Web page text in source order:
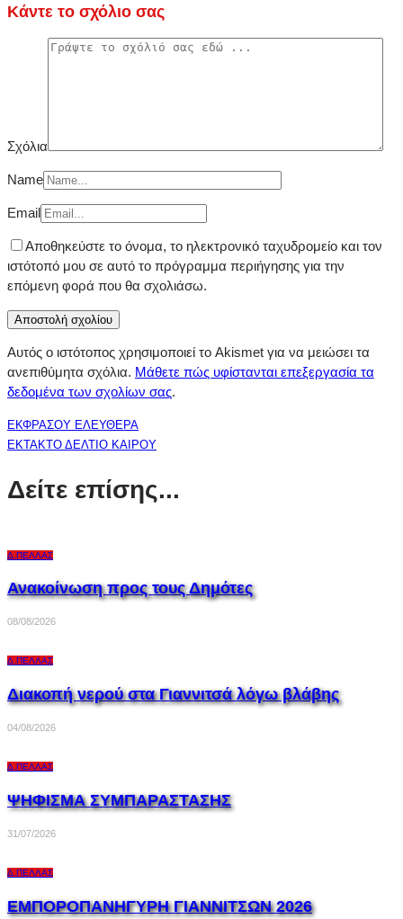
Κάντε το σχόλιο σας
Σχόλια
Name
Email
Αποθηκεύστε το όνομα, το ηλεκτρονικό ταχυδρομείο και τον
ιστότοπό μου σε αυτό το πρόγραμμα περιήγησης για την
επόμενη φορά που θα σχολιάσω.
Αυτός ο ιστότοπος χρησιμοποιεί το Akismet για να μειώσει τα
ανεπιθύμητα σχόλια. Μάθετε πώς υφίστανται επεξεργασία τα
δεδομένα των σχολίων σας.
ΕΚΦΡΑΣΟΥ ΕΛΕΥΘΕΡΑ
ΕΚΤΑΚΤΟ ΔΕΛΤΙΟ ΚΑΙΡΟΥ
Δείτε επίσης...
Δ.ΠΈΛΛΑΣ
Ανακοίνωση προς τους Δημότες
08/08/2026
Δ.ΠΈΛΛΑΣ
Διακοπή νερού στα Γιαννιτσά λόγω βλάβης
04/08/2026
Δ.ΠΈΛΛΑΣ
ΨΗΦΙΣΜΑ ΣΥΜΠΑΡΑΣΤΑΣΗΣ
31/07/2026
Δ.ΠΈΛΛΑΣ
ΕΜΠΟΡΟΠΑΝΗΓΥΡΗ ΓΙΑΝΝΙΤΣΩΝ 2026